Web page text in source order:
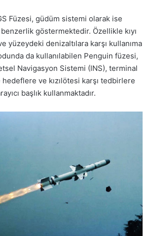
Füzesi, güdüm sistemi olarak ise
göstermektedir. Özellikle kıyı
yüzeydeki denizaltılara karşı kullanıma
da kullanılabilen Penguin füzesi,
Navigasyon Sistemi (INS), terminal
ve kızılötesi karşı tedbirlere
başlık kullanmaktadır.